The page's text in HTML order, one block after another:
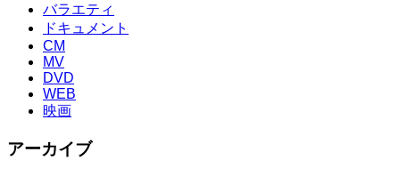
バラエティ
ドキュメント
CM
MV
DVD
WEB
映画
アーカイブ